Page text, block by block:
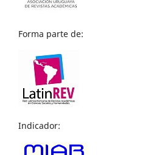
Forma parte de:
Indicador: